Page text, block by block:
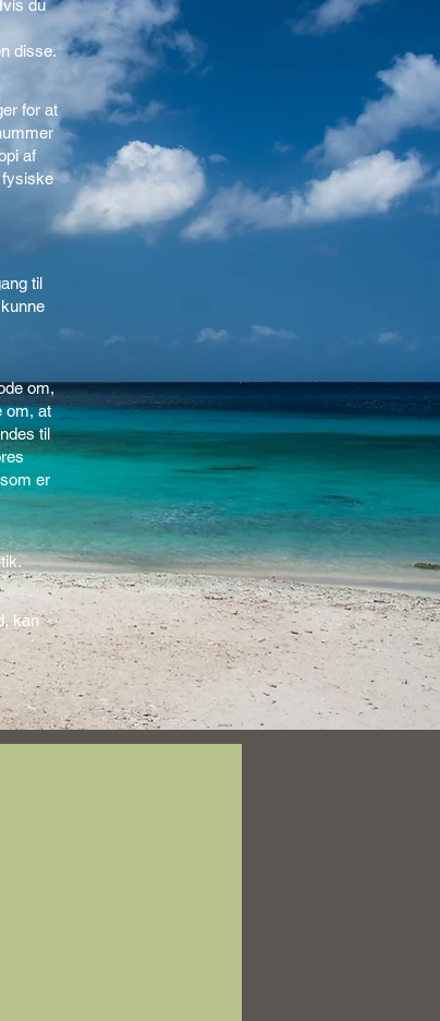
du
disse.
for at
af
fysiske
til
om,
om, at
til
er
kan